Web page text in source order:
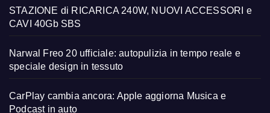
STAZIONE di RICARICA 240W, NUOVI ACCESSORI e
CAVI 40Gb SBS
Narwal Freo 20 ufficiale: autopulizia in tempo reale e
speciale design in tessuto
CarPlay cambia ancora: Apple aggiorna Musica e
Podcast in auto